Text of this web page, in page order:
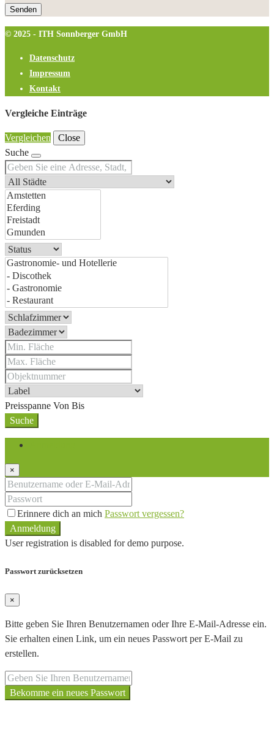
© 2025 - ITH Sonnberger GmbH
Datenschutz
Impressum
Kontakt
Vergleiche Einträge
Vergleichen
Close
Suche
Preisspanne Von Bis
Suche
×
Erinnere dich an mich Passwort vergessen?
Anmeldung
User registration is disabled for demo purpose.
Passwort zurücksetzen
×
Bitte geben Sie Ihren Benutzernamen oder Ihre E-Mail-Adresse ein.
Sie erhalten einen Link, um ein neues Passwort per E-Mail zu
erstellen.
Bekomme ein neues Passwort